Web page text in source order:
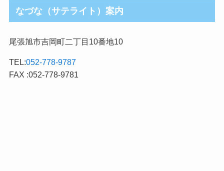
なづな（サテライト）案内
尾張旭市吉岡町二丁目10番地10
TEL:052-778-9787
FAX :052-778-9781